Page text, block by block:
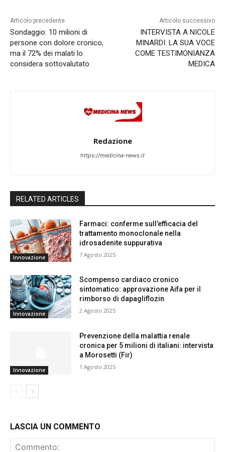
Articolo precedente
Sondaggio: 10 milioni di
persone con dolore cronico,
ma il 72% dei malati lo
considera sottovalutato
Articolo successivo
INTERVISTA A NICOLE
MINARDI: LA SUA VOCE
COME TESTIMONIANZA
MEDICA
Redazione
https://medicina-news.it
RELATED ARTICLES
Innovazione
Farmaci: conferme sull’efficacia del
trattamento monoclonale nella
idrosadenite suppurativa
7 Agosto 2025
Innovazione
Scompenso cardiaco cronico
sintomatico: approvazione Aifa per il
rimborso di dapagliflozin
2 Agosto 2025
Innovazione
Prevenzione della malattia renale
cronica per 5 milioni di italiani: intervista
a Morosetti (Fir)
1 Agosto 2025
LASCIA UN COMMENTO